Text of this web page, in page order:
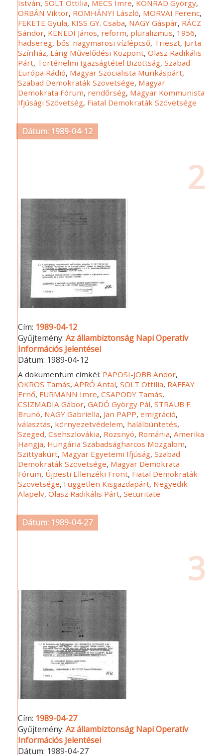
István,SOLT Ottilia, MÉCS Imre, KONRÁD György,
ORBÁN Viktor, ROMHÁNYI László, MORVAI Ferenc,
FEKETE Gyula, KISS GY. Csaba, NAGY Gáspár, RÁCZ
Sándor, KENEDI János, reform, pluralizmus, 1956,
hadsereg, bős-nagymarosi vízlépcső, Trieszt, Jurta
Színház, Láng Művelődési Központ,Olasz Radikális
Párt, Történelmi Igazságtétel Bizottság,Szabad
Európa Rádió, Magyar Szocialista Munkáspárt,
Szabad Demokraták Szövetsége, Magyar
Demokrata Fórum, rendőrség, Magyar Kommunista
Ifjúsági Szövetség, Fiatal Demokraták Szövetsége
Dátum: 1989-04-12
2
Cím: 1989-04-12
Gyűjtemény:Az állambiztonság Napi Operatív
Információs Jelentései
Dátum: 1989-04-12
A dokumentum címkéi: PAPOSI-JOBB Andor,
ÖKRÖS Tamás,APRÓ Antal,SOLT Ottilia, RAFFAY
Ernő, FURMANN Imre,CSAPODY Tamás,
CSIZMADIA Gábor,GADÓ György Pál,STRAUB F.
Brunó, NAGY Gabriella, Jan PAPP,emigráció,
választás, környezetvédelem, halálbüntetés,
Szeged,Csehszlovákia, Rozsnyó, Románia,Amerika
Hangja, Hungária Szabadságharcos Mozgalom,
Szittyakürt, Magyar Egyetemi Ifjúság,Szabad
Demokraták Szövetsége, Magyar Demokrata
Fórum, Újpesti Ellenzéki Front, Fiatal Demokraták
Szövetsége, Független Kisgazdapárt, Negyedik
Alapelv,Olasz Radikális Párt,Securitate
Dátum: 1989-04-27
3
Cím: 1989-04-27
Gyűjtemény:Az állambiztonság Napi Operatív
Információs Jelentései
Dátum: 1989-04-27